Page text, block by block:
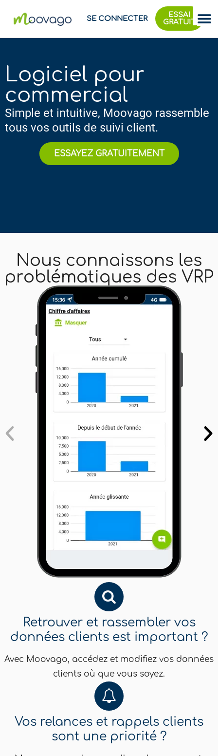
SE CONNECTER
ESSAI
GRATUIT
Logiciel pour
commercial
Simple et intuitive, Moovago rassemble
tous vos outils de suivi client.​​
ESSAYEZ GRATUITEMENT
Nous connaissons les
problématiques des VRP
Retrouver et rassembler vos
données clients est important ?
Avec Moovago, accédez et modifiez vos données
clients où que vous soyez.
Vos relances et rappels clients
sont une priorité ?